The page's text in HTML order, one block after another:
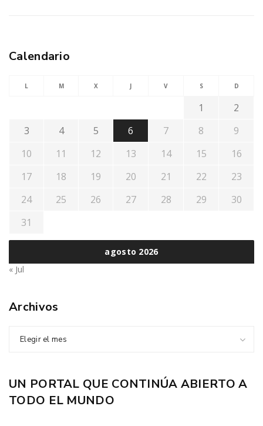
Calendario
agosto 2026
L M X J V S D
1
2
3
4 5 6 7 8
9
10
11 12 13 14 15
16
17
18 19 20 21 22
23
24
25 26 27 28 29
30
31
« Jul
Archivos
Elegir el mes
UN PORTAL QUE CONTINÚA ABIERTO A
TODO EL MUNDO